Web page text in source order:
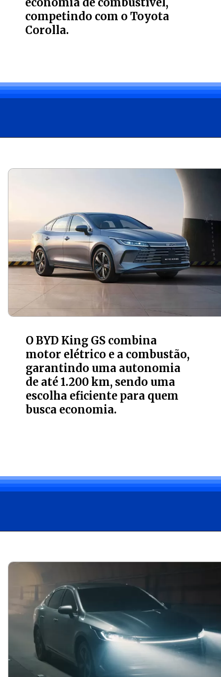
competindo com o Toyota
Corolla.
O BYD King GS combina
motor elétrico e a combustão,
garantindo uma autonomia
de até 1.200 km, sendo uma
escolha eficiente para quem
busca economia.